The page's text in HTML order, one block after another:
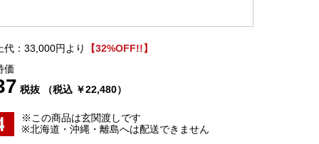
代：33,000円より
【32%OFF!!】
価
税抜 （税込 ￥22,480）
※この商品は玄関渡しです
※北海道・沖縄・離島へは配送できません